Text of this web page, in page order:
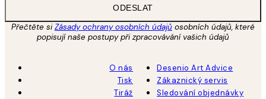
ODESLAT
Přečtěte siZásady ochrany osobních údajů osobních údajů, které
popisují naše postupy při zpracovávání vašich údajů
O nás
Tisk
Tiráž
Desenio Art Advice
Zákaznický servis
Sledování objednávky